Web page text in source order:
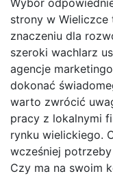
strony w
znaczeniu dla
szeroki wachlarz
agencje
dokonać
warto zwrócić
pracy z lokalnymi
rynku wielickiego.
wcześniej
Czy ma na swoim